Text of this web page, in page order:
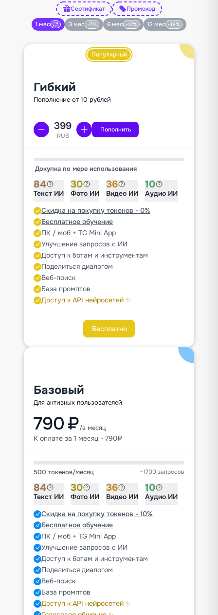
Сертификат
1 мес
3 мес -7% 6 мес -12% 12 мес -18%
Промокод
Популярный
Гибкий
Пополнение от 10 рублей
RUB
Пополнить
Докупка по мере использования
84
Текст ИИ
30
Фото ИИ
36
Видео ИИ
10
Аудио ИИ
Скидка на покупку токенов - 0%
Бесплатное обучение
ПК / моб + TG Mini App
Улучшение запросов с ИИ
Доступ к ботам и инструментам
Поделиться диалогом
Веб-поиск
База промптов
Доступ к API нейросетей ✨
Бесплатно
Базовый
Для активных пользователей
790 ₽/в месяц
К оплате за 1 месяц - 790₽
500 токенов/месяц ~1700 запросов
84
Текст ИИ
30
Фото ИИ
36
Видео ИИ
10
Аудио ИИ
Скидка на покупку токенов - 10%
Бесплатное обучение
ПК / моб + TG Mini App
Улучшение запросов с ИИ
Доступ к ботам и инструментам
Поделиться диалогом
Веб-поиск
База промптов
Доступ к API нейросетей ✨